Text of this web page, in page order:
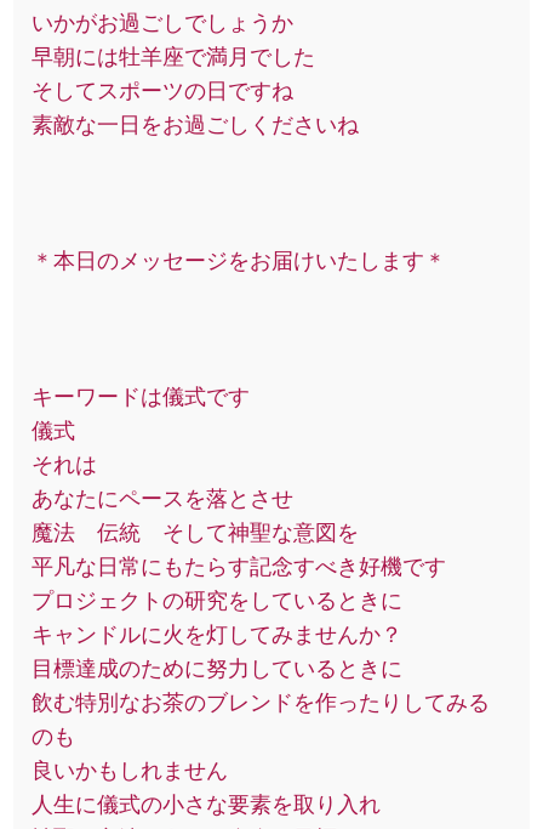
いかがお過ごしでしょうか
早朝には牡羊座で満月でした
そしてスポーツの日ですね
素敵な一日をお過ごしくださいね
＊本日のメッセージをお届けいたします＊
キーワードは儀式です
儀式
それは
あなたにペースを落とさせ
魔法 伝統 そして神聖な意図を
平凡な日常にもたらす記念すべき好機です
プロジェクトの研究をしているときに
キャンドルに火を灯してみませんか？
目標達成のために努力しているときに
飲む特別なお茶のブレンドを作ったりしてみる
のも
良いかもしれません
人生に儀式の小さな要素を取り入れ